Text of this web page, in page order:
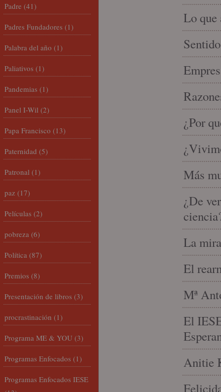
Lo que
¿Por
Más
¿De
La
El
Mª
El
Anitie
Padre (41)
Padres Fundadores (1)
Palabra del año (1)
Paliativos (1)
Pandemias (1)
Panel I-Wil (2)
Papa Francisco (13)
Paternidad (5)
Patronal (1)
paz (17)
Películas (2)
pobreza (6)
Política (87)
Premios (8)
Presentación de libros (3)
procrastinación (1)
Programa ME & YOU (3)
Programas Enfocados (1)
Programas Enfocados IESE